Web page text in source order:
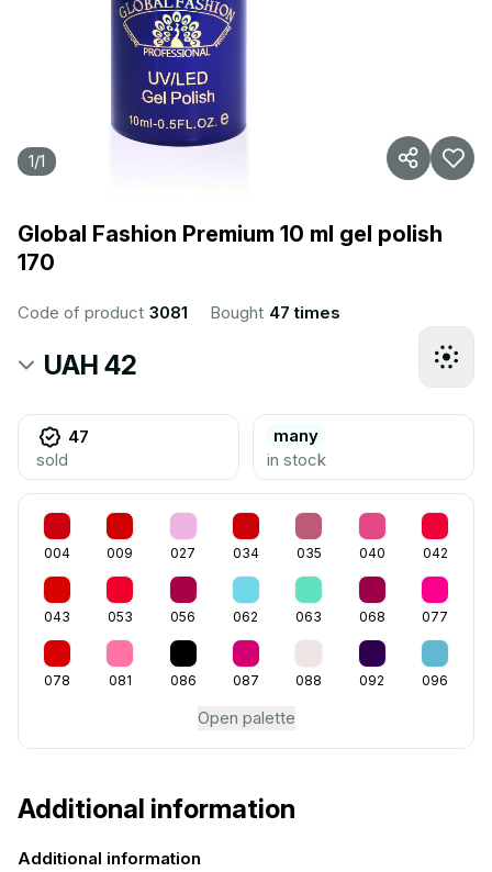
1/1
Global Fashion Premium 10 ml gel polish
170
Code of product 3081 Bought 47 times
UAH 42
47
sold
many
in stock
004 009 027 034 035 040 042
043 053 056 062 063 068 077
078 081 086 087 088 092 096
Open palette
Additional information
Additional information